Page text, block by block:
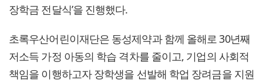
장학금 전달식’을 진행했다.
초록우산어린이재단은 동성제약과 함께 올해로 30년째
저소득 가정 아동의 학습 격차를 줄이고, 기업의 사회적
책임을 이행하고자 장학생을 선발해 학업 장려금을 지원